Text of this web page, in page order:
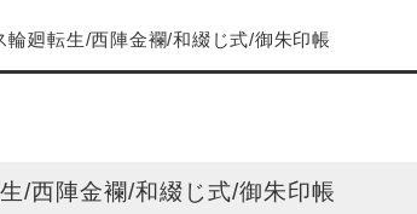
廻転生/西陣金襴/和綴じ式/御朱印帳
/西陣金襴/和綴じ式/御朱印帳